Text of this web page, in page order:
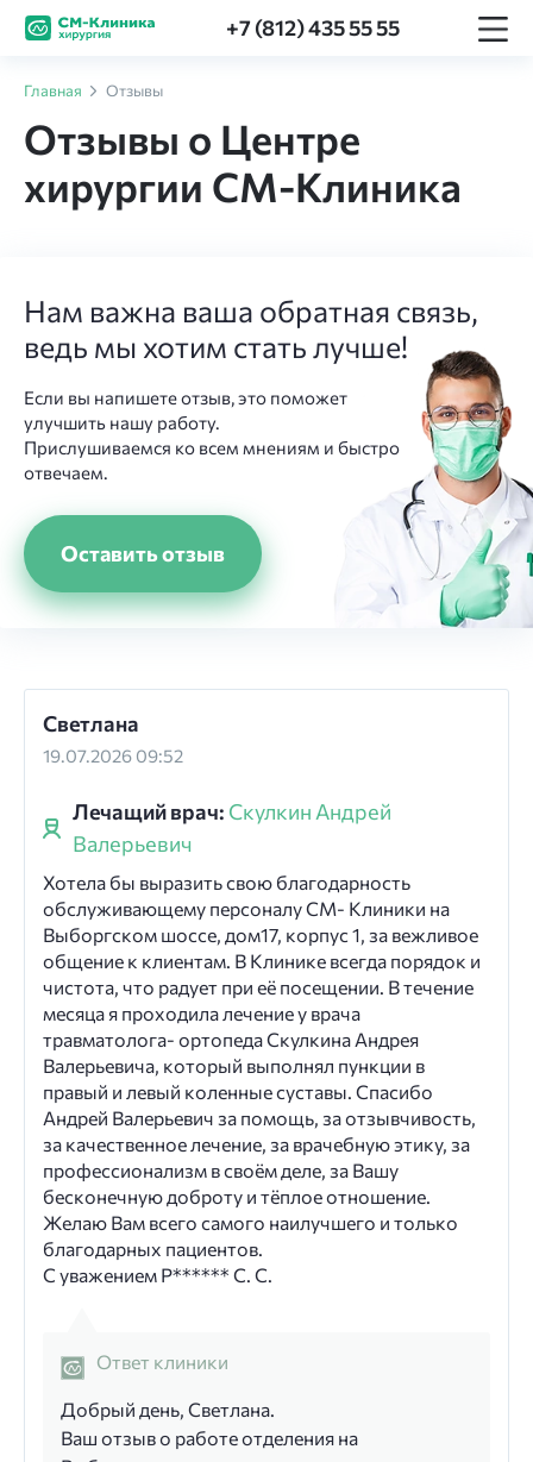
+7 (812) 435 55 55
Главная Отзывы
Отзывы о Центре
хирургии СМ-Клиника
Нам важна ваша обратная связь,
ведь мы хотим стать лучше!
Если вы напишете отзыв, это поможет
улучшить нашу работу.
Прислушиваемся ко всем мнениям и быстро
отвечаем.
Оставить отзыв
Светлана
19.07.2026 09:52
Лечащий врач: Скулкин Андрей
Валерьевич
Хотела бы выразить свою благодарность
обслуживающему персоналу СМ- Клиники на
Выборгском шоссе, дом17, корпус 1, за вежливое
общение к клиентам. В Клинике всегда порядок и
чистота, что радует при её посещении. В течение
месяца я проходила лечение у врача
травматолога- ортопеда Скулкина Андрея
Валерьевича, который выполнял пункции в
правый и левый коленные суставы. Спасибо
Андрей Валерьевич за помощь, за отзывчивость,
за качественное лечение, за врачебную этику, за
профессионализм в своём деле, за Вашу
бесконечную доброту и тёплое отношение.
Желаю Вам всего самого наилучшего и только
благодарных пациентов.
С уважением Р****** С. С.
Ответ клиники
Добрый день, Светлана.
Ваш отзыв о работе отделения на